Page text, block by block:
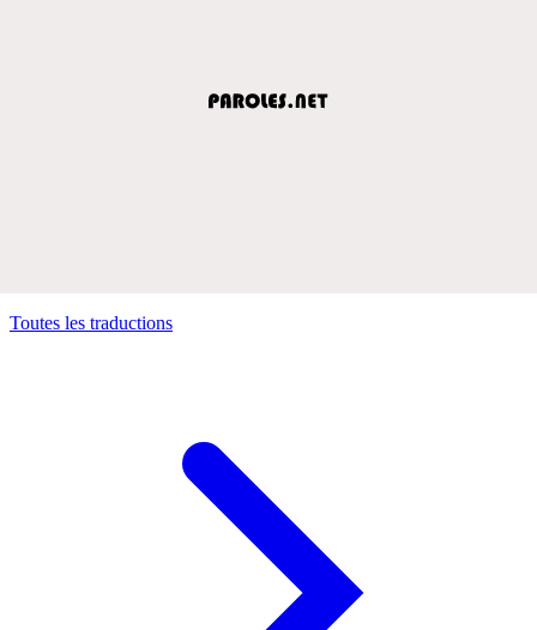
Toutes les traductions